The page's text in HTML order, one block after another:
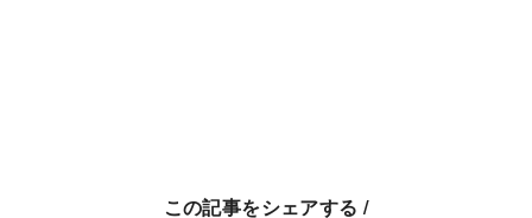
この記事をシェアする /